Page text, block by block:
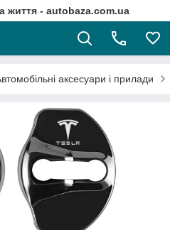
життя - autobaza.com.ua
аксесуари і прилади